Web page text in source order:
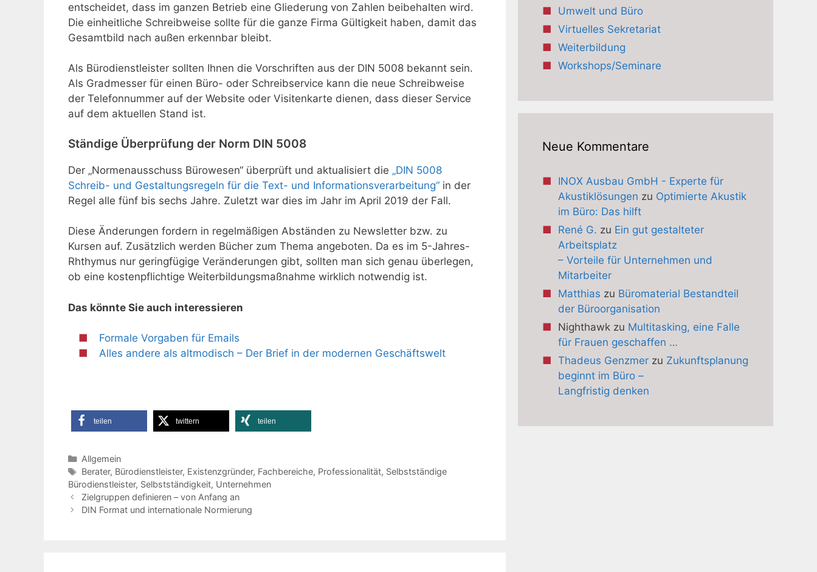
entscheidet, dass im ganzen Betrieb eine Gliederung von Zahlen beibehalten wird.
Die einheitliche Schreibweise sollte für die ganze Firma Gültigkeit haben, damit das
Gesamtbild nach außen erkennbar bleibt.
Als Bürodienstleister sollten Ihnen die Vorschriften aus der DIN 5008 bekannt sein.
Als Gradmesser für einen Büro- oder Schreibservice kann die neue Schreibweise
der Telefonnummer auf der Website oder Visitenkarte dienen, dass dieser Service
auf dem aktuellen Stand ist.
Ständige Überprüfung der Norm DIN 5008
Der „Normenausschuss Bürowesen“ überprüft und aktualisiert die „DIN 5008
Schreib- und Gestaltungsregeln für die Text- und Informationsverarbeitung“ in der
Regel alle fünf bis sechs Jahre. Zuletzt war dies im Jahr im April 2019 der Fall.
Diese Änderungen fordern in regelmäßigen Abständen zu Newsletter bzw. zu
Kursen auf. Zusätzlich werden Bücher zum Thema angeboten. Da es im 5-Jahres-
Rhthymus nur geringfügige Veränderungen gibt, sollten man sich genau überlegen,
ob eine kostenpflichtige Weiterbildungsmaßnahme wirklich notwendig ist.
Das könnte Sie auch interessieren
Formale Vorgaben für Emails
Alles andere als altmodisch – Der Brief in der modernen Geschäftswelt
teilen twittern teilen
Kategorien
Allgemein
Schlagwörter
Berater, Bürodienstleister, Existenzgründer, Fachbereiche, Professionalität, Selbstständige
Bürodienstleister, Selbstständigkeit, Unternehmen
Zielgruppen definieren – von Anfang an
DIN Format und internationale Normierung
Umwelt und Büro
Virtuelles Sekretariat
Weiterbildung
Workshops/Seminare
Neue Kommentare
INOX Ausbau GmbH - Experte für
Akustiklösungen zu Optimierte Akustik
im Büro: Das hilft
René G. zu Ein gut gestalteter
Arbeitsplatz
– Vorteile für Unternehmen und
Mitarbeiter
Matthias zu Büromaterial Bestandteil
der Büroorganisation
Nighthawkzu Multitasking, eine Falle
für Frauen geschaffen …
Thadeus Genzmerzu Zukunftsplanung
beginnt im Büro –
Langfristig denken